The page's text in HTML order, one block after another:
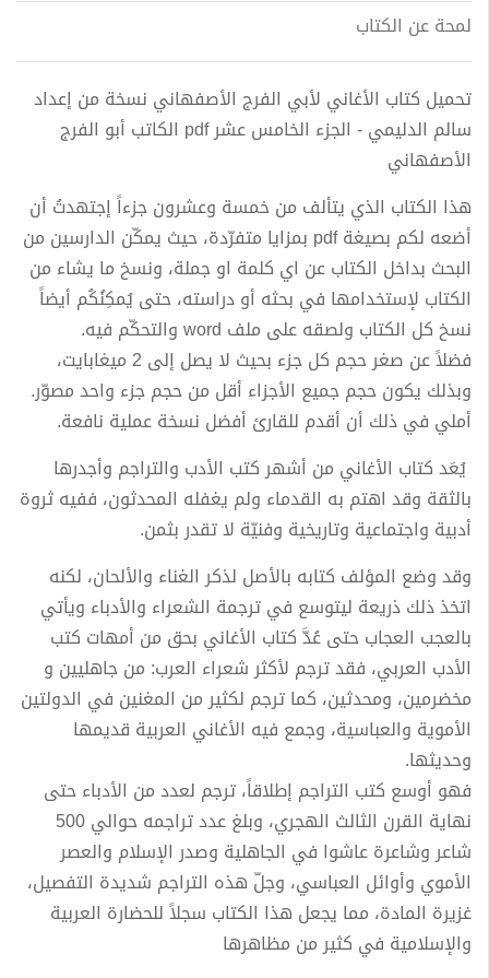
لمحة عن الكتاب
تحميل كتاب الأغاني لأبي الفرج الأصفهاني نسخة من إعداد
سالم الدليمي - الجزء الخامس عشر pdf الكاتب أبو الفرج
الأصفهاني
هذا الكتاب الذي يتألف من خمسة وعشرون جزءاً إجتهدتُ أن
أضعه لكم بصيغة pdf بمزايا متفرّدة، حيث يمكّن الدارسين من
البحث بداخل الكتاب عن اي كلمة او جملة، ونسخ ما يشاء من
الكتاب لإستخدامها في بحثه أو دراسته، حتى يُمكِنُكُم أيضاً
نسخ كل الكتاب ولصقه على ملف word والتحكّم فيه.
فضلاً عن صغر حجم كل جزء بحيث لا يصل إلى 2 ميغابايت،
وبذلك يكون حجم جميع الأجزاء أقل من حجم جزء واحد مصوّر.
أملي في ذلك أن أقدم للقارئ أفضل نسخة عملية نافعة.
يُعَد كتاب الأغاني من أشهر كتب الأدب والتراجم وأجدرها
بالثقة وقد اهتم به القدماء ولم يغفله المحدثون، ففيه ثروة
أدبية واجتماعية وتاريخية وفنيّة لا تقدر بثمن.
وقد وضع المؤلف كتابه بالأصل لذكر الغناء والألحان، لكنه
اتخذ ذلك ذريعة ليتوسع في ترجمة الشعراء والأدباء ويأتي
بالعجب العجاب حتى عُدَّ كتاب الأغاني بحق من أمهات كتب
الأدب العربي، فقد ترجم لأكثر شعراء العرب: من جاهليين و
مخضرمين، ومحدثين، كما ترجم لكثير من المغنين في الدولتين
الأموية والعباسية، وجمع فيه الأغاني العربية قديمها
وحديثها.
فهو أوسع كتب التراجم إطلاقاً، ترجم لعدد من الأدباء حتى
نهاية القرن الثالث الهجري، وبلغ عدد تراجمه حوالي 500
شاعر وشاعرة عاشوا في الجاهلية وصدر الإسلام والعصر
الأموي وأوائل العباسي، وجلّ هذه التراجم شديدة التفصيل،
غزيرة المادة، مما يجعل هذا الكتاب سجلاً للحضارة العربية
والإسلامية في كثير من مظاهرها